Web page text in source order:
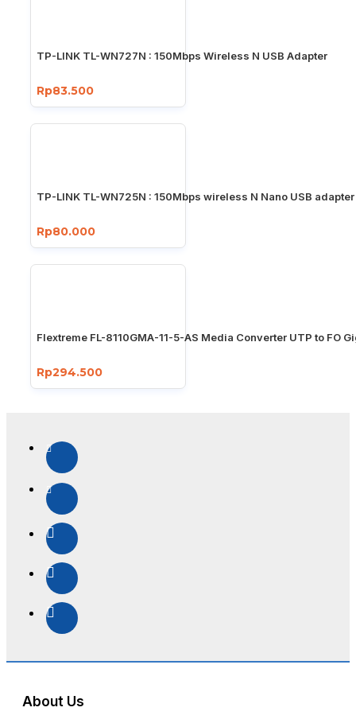
TP-LINK TL-WN727N : 150Mbps Wireless N USB Adapter
Rp83.500
TP-LINK TL-WN725N : 150Mbps wireless N Nano USB adapter
Rp80.000
Flextreme FL-8110GMA-11-5-AS Media Converter UTP to FO
Rp294.500
About Us